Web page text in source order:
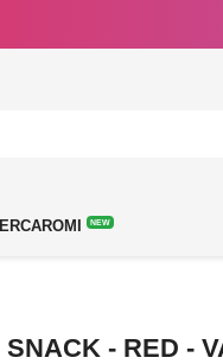
NEW
- RED -